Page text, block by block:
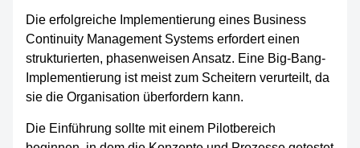
Die erfolgreiche Implementierung eines Business
Continuity Management Systems erfordert einen
strukturierten, phasenweisen Ansatz. Eine Big-Bang-
Implementierung ist meist zum Scheitern verurteilt, da
sie die Organisation überfordern kann.
Die Einführung sollte mit einem Pilotbereich